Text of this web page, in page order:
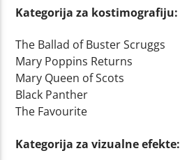
Kategorija za kostimografiju:
The Ballad of Buster Scruggs
Mary Poppins Returns
Mary Queen of Scots
Black Panther
The Favourite
Kategorija za vizualne efekte: